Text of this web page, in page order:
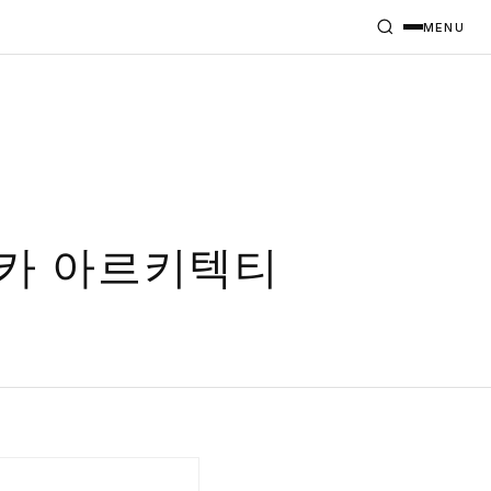
MENU
아르키텍티